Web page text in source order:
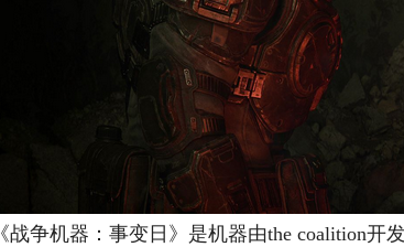
《战争机器：事变日》是机器由the coalition